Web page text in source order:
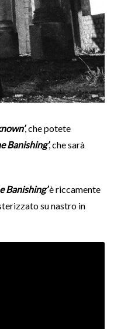
, che potete
Banishing’, che sarà
Banishing’è riccamente
su nastro in